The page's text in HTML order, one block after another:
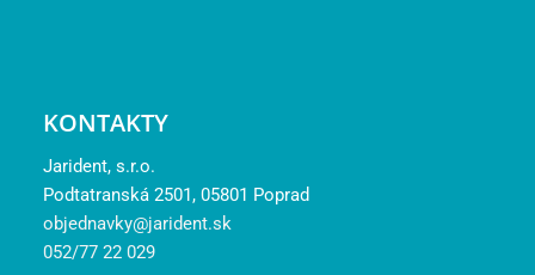
KONTAKTY
Jarident, s.r.o.
Podtatranská 2501, 05801 Poprad
objednavky@jarident.sk
052/77 22 029